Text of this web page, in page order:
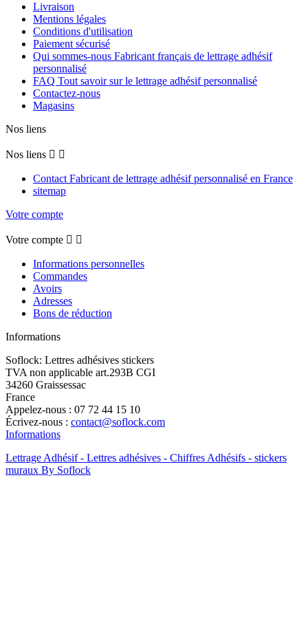
Livraison
Mentions légales
Conditions d'utilisation
Paiement sécurisé
Qui sommes-nous Fabricant français de lettrage adhésif
personnalisé
FAQ Tout savoir sur le lettrage adhésif personnalisé
Contactez-nous
Magasins
Nos liens
Nos liens  
Contact Fabricant de lettrage adhésif personnalisé en France
sitemap
Votre compte
Votre compte  
Informations personnelles
Commandes
Avoirs
Adresses
Bons de réduction
Informations
Soflock: Lettres adhésives stickers
TVA non applicable art.293B CGI
34260 Graissessac
France
Appelez-nous : 07 72 44 15 10
Écrivez-nous : contact@soflock.com
Informations
Lettrage Adhésif - Lettres adhésives - Chiffres Adhésifs - stickers
muraux By Soflock